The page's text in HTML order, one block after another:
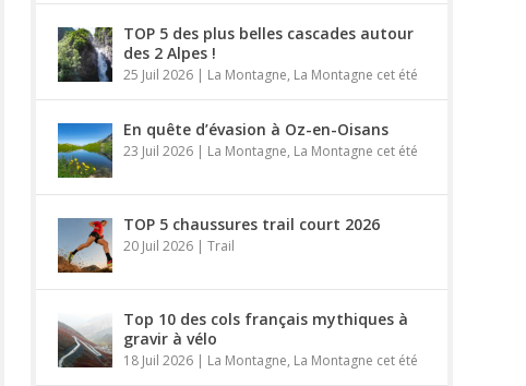
TOP 5 des plus belles cascades autour
des 2 Alpes !
25 Juil 2026| La Montagne, La Montagne cet été
En quête d’évasion à Oz-en-Oisans
23 Juil 2026| La Montagne, La Montagne cet été
TOP 5 chaussures trail court 2026
20 Juil 2026| Trail
Top 10 des cols français mythiques à
gravir à vélo
18 Juil 2026| La Montagne, La Montagne cet été